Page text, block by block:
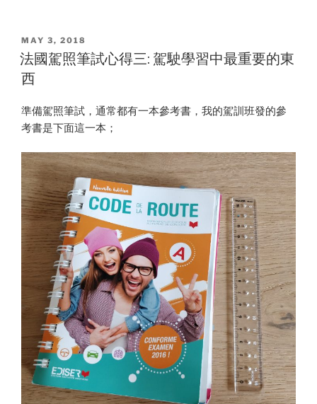
POSTED
ON
MAY 3, 2018
法國駕照筆試心得三: 駕駛學習中最重要的東
西
準備駕照筆試，通常都有一本參考書，我的駕訓班發的參
考書是下面這一本；